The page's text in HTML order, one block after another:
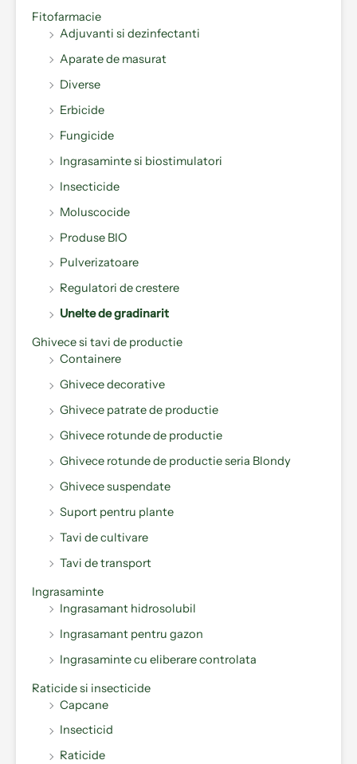
Fitofarmacie
Adjuvanti si dezinfectanti
Aparate de masurat
Diverse
Erbicide
Fungicide
Ingrasaminte si biostimulatori
Insecticide
Moluscocide
Produse BIO
Pulverizatoare
Regulatori de crestere
Unelte de gradinarit
Ghivece si tavi de productie
Containere
Ghivece decorative
Ghivece patrate de productie
Ghivece rotunde de productie
Ghivece rotunde de productie seria Blondy
Ghivece suspendate
Suport pentru plante
Tavi de cultivare
Tavi de transport
Ingrasaminte
Ingrasamant hidrosolubil
Ingrasamant pentru gazon
Ingrasaminte cu eliberare controlata
Raticide si insecticide
Capcane
Insecticid
Raticide